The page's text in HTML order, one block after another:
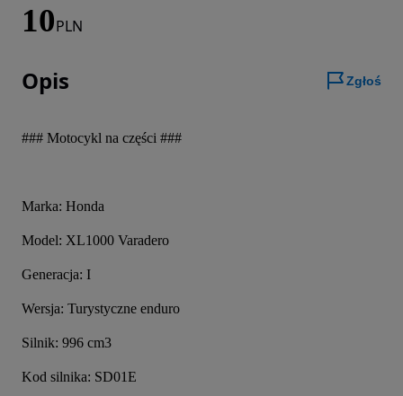
10PLN
Opis Zgłoś
### Motocykl na części ###
Marka: Honda
Model: XL1000 Varadero
Generacja: I
Wersja: Turystyczne enduro
Silnik: 996 cm3
Kod silnika: SD01E